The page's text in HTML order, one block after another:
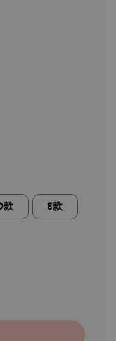
款 E款